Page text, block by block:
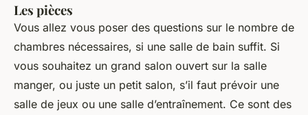
Les pièces
Vous allez vous poser des questions sur le nombre de
chambres nécessaires, si une salle de bain suffit. Si
vous souhaitez un grand salon ouvert sur la salle
manger, ou juste un petit salon, s’il faut prévoir une
salle de jeux ou une salle d’entraînement. Ce sont des